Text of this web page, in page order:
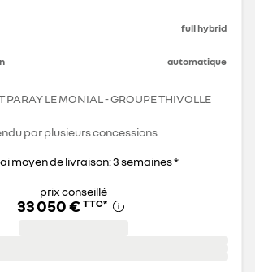
full hybrid
automatique
PARAY LE MONIAL - GROUPE THIVOLLE
par plusieurs concessions
moyen de livraison: 3 semaines *
prix conseillé
33 050 € TTC*